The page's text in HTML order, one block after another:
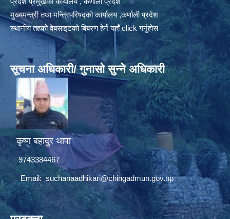
मुख्यमन्त्री तथा मन्त्रिपरिषद्को कार्यालय ,कर्णाली प्रदेश
स्थानीय तहको वेबसाइटको बिबरण हेर्न यहाँ click गर्नुहोस
सूचना अधिकारी/ गुनासो सुन्ने अधिकारी
कृष्ण बहादुर थापा
9743384467
Email:suchanaadhikari@chingadmun.gov.np